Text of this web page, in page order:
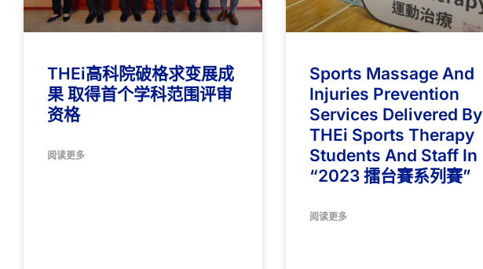
THEi高科院破格求变展成
果 取得首个学科范围评审
资格
阅读更多
Sports Massage And
Injuries Prevention
Services Delivered By
THEi Sports Therapy
Students And Staff In
“2023 擂台賽系列賽”
阅读更多